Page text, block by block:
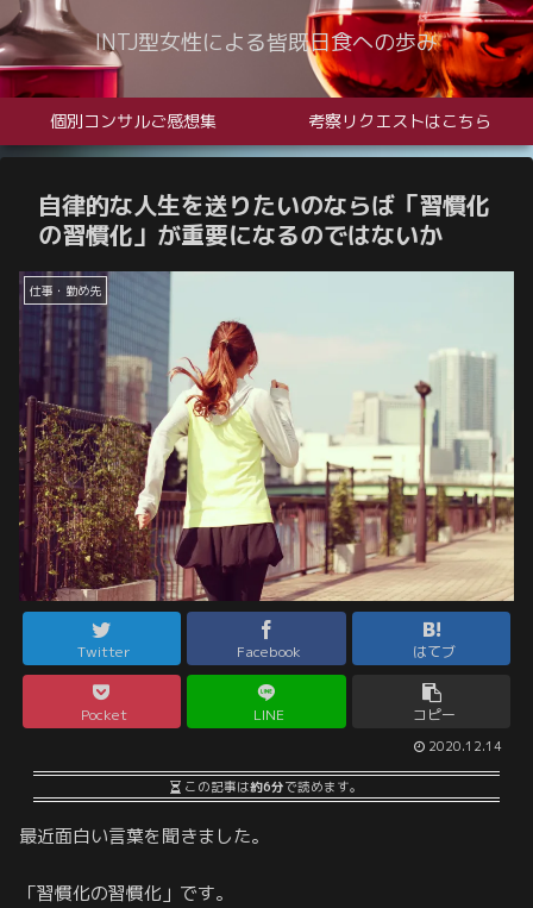
INTJ型女性による皆既日食への歩み
個別コンサルご感想集 考察リクエストはこちら
自律的な人生を送りたいのならば「習慣化
の習慣化」が重要になるのではないか
仕事・勤め先
Twitter Facebook はてブ
Pocket LINE コピー
2020.12.14
この記事は約6分で読めます。
最近面白い言葉を聞きました。
「習慣化の習慣化」です。